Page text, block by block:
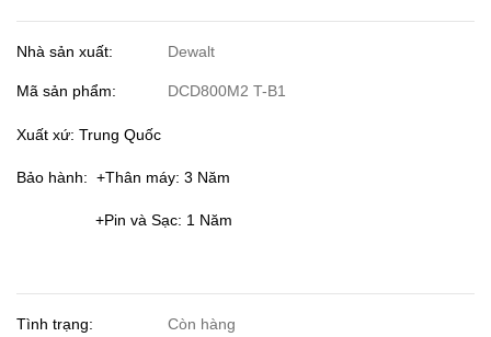
Nhà sản xuất: Dewalt
Mã sản phẩm: DCD800M2 T-B1
Xuất xứ: Trung Quốc
Bảo hành: +Thân máy: 3 Năm
+Pin và Sạc: 1 Năm
Tình trạng: Còn hàng